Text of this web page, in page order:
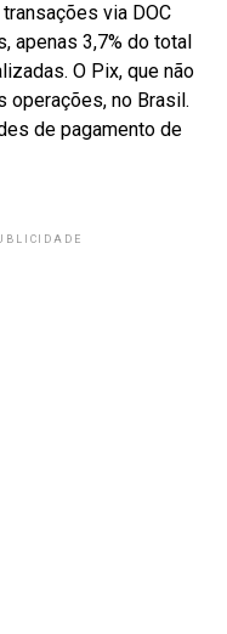
via DOC
apenas 3,7% do total
O Pix, que não
operações, no Brasil.
de pagamento de